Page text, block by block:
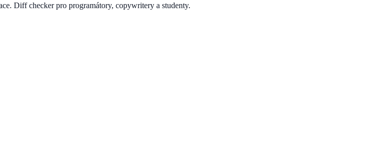
Diff checker pro programátory, copywritery a studenty.